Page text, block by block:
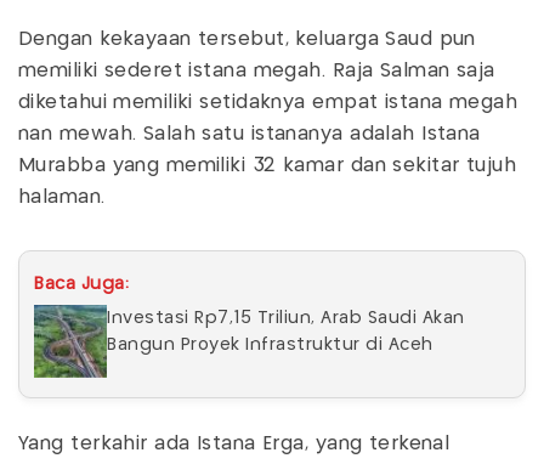
Dengan kekayaan tersebut, keluarga Saud pun
memiliki sederet istana megah. Raja Salman saja
diketahui memiliki setidaknya empat istana megah
nan mewah. Salah satu istananya adalah Istana
Murabba yang memiliki 32 kamar dan sekitar tujuh
halaman.
Baca Juga:
Investasi Rp7,15 Triliun, Arab Saudi Akan
Bangun Proyek Infrastruktur di Aceh
Yang terkahir ada Istana Erga, yang terkenal